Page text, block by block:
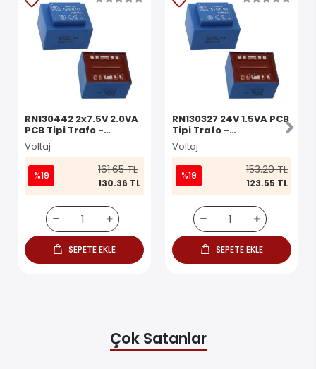
RN130442 2x7.5V 2.0VA
PCB Tipi Trafo -
Transformatör
Voltaj
%19 161.65 TL
130.36 TL
SEPETE EKLE
RN130327 24V 1.5VA PCB
Tipi Trafo -
Transformatör
Voltaj
%19 153.20 TL
123.55 TL
SEPETE EKLE
Çok Satanlar